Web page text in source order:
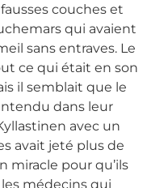
couches et
qui avaient
sans entraves. Le
ce qui était en son
il semblait que le
dans leur
avec un
avait jeté plus de
miracle pour qu’ils
médecins qui